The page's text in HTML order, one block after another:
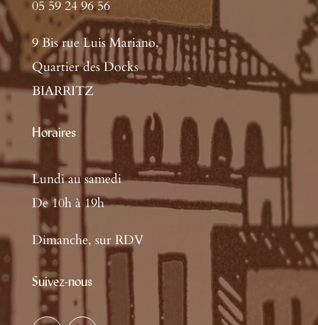
05 59 24 96 56
9 Bis rue Luis Mariano,
Quartier des Docks
BIARRITZ
Horaires
Lundi au samedi
De 10h à 19h
Dimanche, sur RDV
Suivez-nous